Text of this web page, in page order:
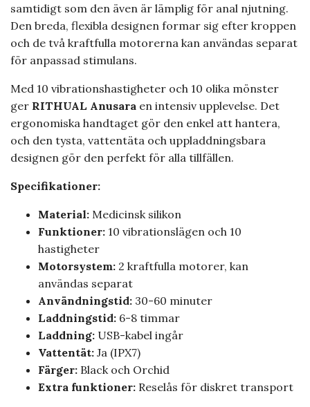
samtidigt som den även är lämplig för anal njutning.
Den breda, flexibla designen formar sig efter kroppen
och de två kraftfulla motorerna kan användas separat
för anpassad stimulans.
Med 10 vibrationshastigheter och 10 olika mönster
ger RITHUAL Anusara en intensiv upplevelse. Det
ergonomiska handtaget gör den enkel att hantera,
och den tysta, vattentäta och uppladdningsbara
designen gör den perfekt för alla tillfällen.
Specifikationer:
Material: Medicinsk silikon
Funktioner: 10 vibrationslägen och 10
hastigheter
Motorsystem: 2 kraftfulla motorer, kan
användas separat
Användningstid: 30-60 minuter
Laddningstid: 6-8 timmar
Laddning: USB-kabel ingår
Vattentät: Ja (IPX7)
Färger: Black och Orchid
Extra funktioner: Reselås för diskret transport